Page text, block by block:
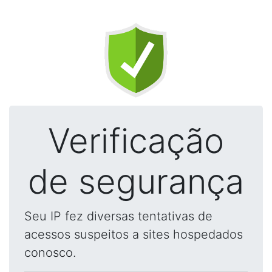
Verificação
de segurança
Seu IP fez diversas tentativas de
acessos suspeitos a sites hospedados
conosco.